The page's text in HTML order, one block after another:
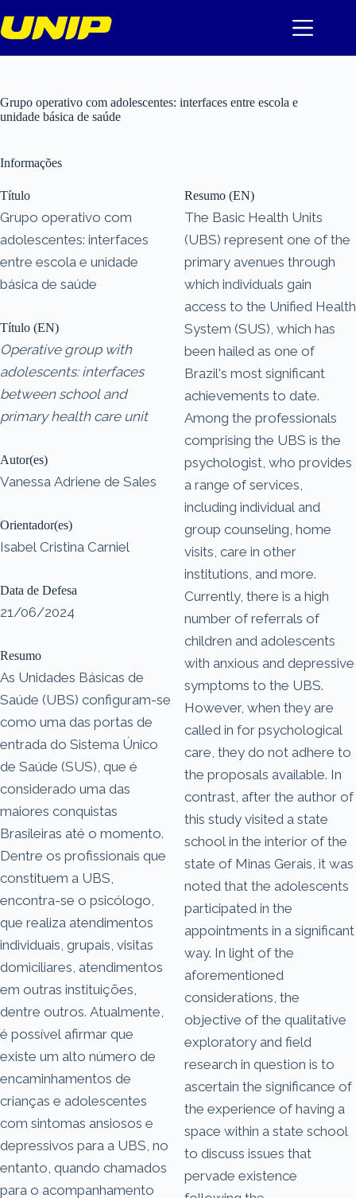
para
o
Grupo operativo com adolescentes: interfaces entre escola e
unidade básica de saúde
Informações
Título
Grupo operativo com
adolescentes: interfaces
entre escola e unidade
básica de saúde
Título (EN)
Operative group with
adolescents: interfaces
between school and
primary health care unit
Autor(es)
Vanessa Adriene de Sales
Orientador(es)
Isabel Cristina Carniel
Data de Defesa
21/06/2024
Resumo
As Unidades Básicas de
Saúde (UBS) configuram-se
como uma das portas de
entrada do Sistema Único
de Saúde (SUS), que é
considerado uma das
maiores conquistas
Brasileiras até o momento.
Dentre os profissionais que
constituem a UBS,
encontra-se o psicólogo,
que realiza atendimentos
individuais, grupais, visitas
domiciliares, atendimentos
em outras instituições,
dentre outros. Atualmente,
é possível afirmar que
existe um alto número de
encaminhamentos de
crianças e adolescentes
com sintomas ansiosos e
depressivos para a UBS, no
entanto, quando chamados
para o acompanhamento
Resumo (EN)
The Basic Health Units
(UBS) represent one of the
primary avenues through
which individuals gain
access to the Unified Health
System (SUS), which has
been hailed as one of
Brazil's most significant
achievements to date.
Among the professionals
comprising the UBS is the
psychologist, who provides
a range of services,
including individual and
group counseling, home
visits, care in other
institutions, and more.
Currently, there is a high
number of referrals of
children and adolescents
with anxious and depressive
symptoms to the UBS.
However, when they are
called in for psychological
care, they do not adhere to
the proposals available. In
contrast, after the author of
this study visited a state
school in the interior of the
state of Minas Gerais, it was
noted that the adolescents
participated in the
appointments in a significant
way. In light of the
aforementioned
considerations, the
objective of the qualitative
exploratory and field
research in question is to
ascertain the significance of
the experience of having a
space within a state school
to discuss issues that
pervade existence